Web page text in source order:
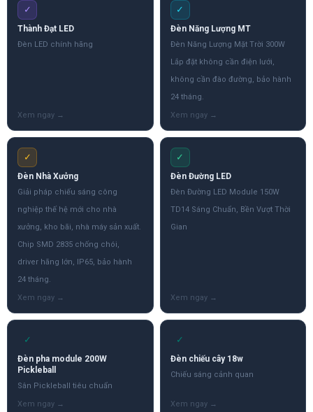
✓
Thành Đạt LED
Đèn LED chính hãng
✓
Đèn Năng Lượng MT
Đèn Năng Lượng Mặt Trời 300W
Lắp đặt không cần điện lưới,
không cần đào đường, bảo hành
24 tháng.
✓
Đèn Nhà Xưởng
Giải pháp chiếu sáng công
nghiệp thế hệ mới cho nhà
xưởng, kho bãi, nhà máy sản xuất.
Chip SMD 2835 chống chói,
driver hãng lớn, IP65, bảo hành
24 tháng.
✓
Đèn Đường LED
Đèn Đường LED Module 150W
TD14 Sáng Chuẩn, Bền Vượt Thời
Gian
✓
Đèn pha module 200W
Pickleball
Sân Pickleball tiêu chuẩn
✓
Đèn chiếu cây 18w
Chiếu sáng cảnh quan